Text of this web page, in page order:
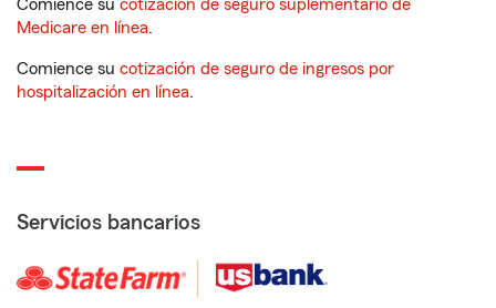
Comience su cotización de seguro suplementario de
Medicare en línea.
Comience su cotización de seguro de ingresos por
hospitalización en línea.
Servicios bancarios